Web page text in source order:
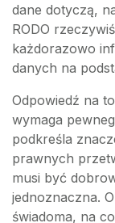
dane dotyczą,
RODO
każdorazowo
danych na
Odpowiedź na
wymaga
podkreśla
prawnych
musi być
jednoznaczna.
świadoma, na